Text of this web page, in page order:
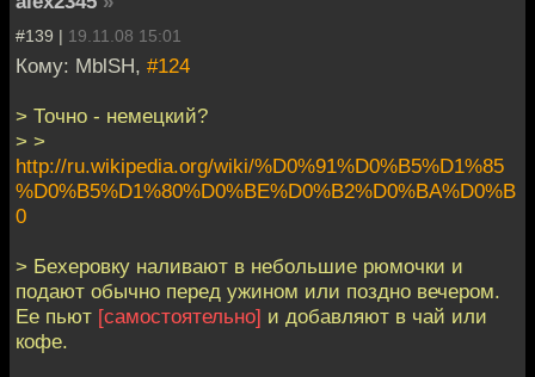
#139 | 19.11.08 15:01
Кому: MblSH, #124
> Точно - немецкий?
> >
http://ru.wikipedia.org/wiki/%D0%91%D0%B5%D1%85
%D0%B5%D1%80%D0%BE%D0%B2%D0%BA%D0%B
0
> Бехеровку наливают в небольшие рюмочки и
подают обычно перед ужином или поздно вечером.
Ее пьют [самостоятельно] и добавляют в чай или
кофе.